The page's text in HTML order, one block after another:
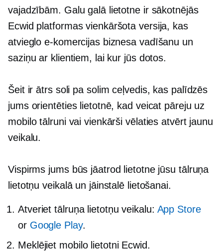
vajadzībām. Galu galā lietotne ir sākotnējās
Ecwid platformas vienkāršota versija, kas
atvieglo e-komercijas biznesa vadīšanu un
saziņu ar klientiem, lai kur jūs dotos.
Šeit ir ātrs soli pa solim ceļvedis, kas palīdzēs
jums orientēties lietotnē, kad veicat pāreju uz
mobilo tālruni vai vienkārši vēlaties atvērt jaunu
veikalu.
Vispirms jums būs jāatrod lietotne jūsu tālruņa
lietotņu veikalā un jāinstalē lietošanai.
Atveriet tālruņa lietotņu veikalu: App Store
or Google Play.
Meklējiet mobilo lietotni Ecwid.